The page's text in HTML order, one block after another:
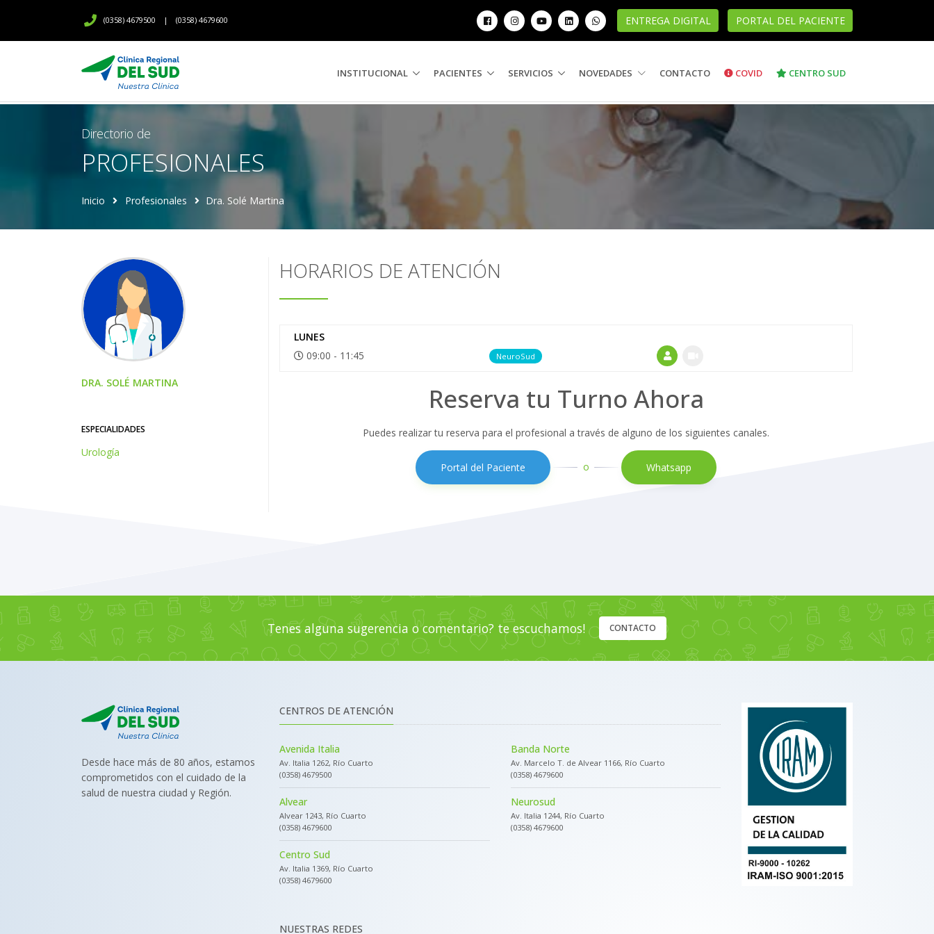
(0358) 4679500 | (0358) 4679600 ENTREGA DIGITAL PORTAL DEL PACIENTE
INSTITUCIONAL PACIENTES SERVICIOS NOVEDADES CONTACTO COVID CENTRO SUD
Directorio de
PROFESIONALES
Inicio Profesionales Dra. Solé Martina
DRA. SOLÉ MARTINA
ESPECIALIDADES
Urología
HORARIOS DE ATENCIÓN
LUNES
09:00 - 11:45
NeuroSud
Reserva tu Turno Ahora
Puedes realizar tu reserva para el profesional a través de alguno de los siguientes canales.
Portal del Paciente o Whatsapp
Tenes alguna sugerencia o comentario? te escuchamos! CONTACTO
Desde hace más de 80 años, estamos
comprometidos con el cuidado de la
salud de nuestra ciudad y Región.
CENTROS DE ATENCIÓN
Avenida Italia
Av. Italia 1262, Río Cuarto
(0358) 4679500
Alvear
Alvear 1243, Río Cuarto
(0358) 4679600
Centro Sud
Av. Italia 1369, Río Cuarto
(0358) 4679600
Banda Norte
Av. Marcelo T. de Alvear 1166, Río Cuarto
(0358) 4679600
Neurosud
Av. Italia 1244, Río Cuarto
(0358) 4679600
NUESTRAS REDES